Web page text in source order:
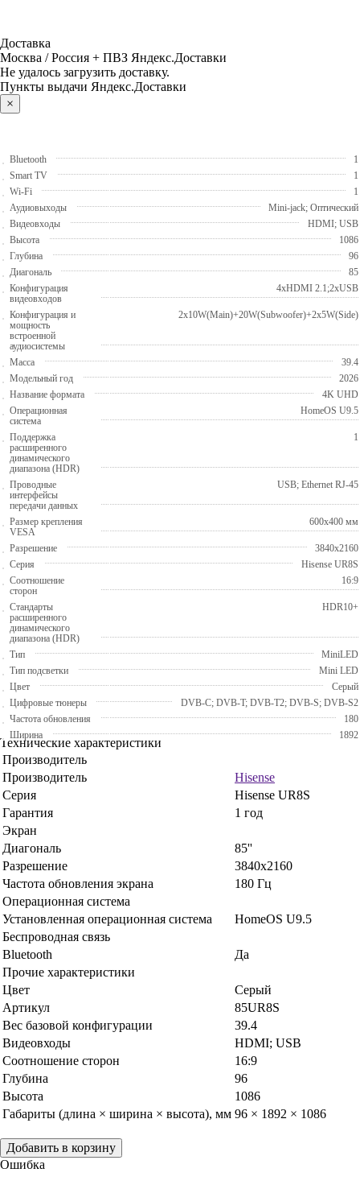
Доставка
Москва / Россия + ПВЗ Яндекс.Доставки
Не удалось загрузить доставку.
Пункты выдачи Яндекс.Доставки
×
Bluetooth
1
Smart TV
1
Wi-Fi
1
Аудиовыходы
Mini-jack; Оптический
Видеовходы
HDMI; USB
Высота
1086
Глубина
96
Диагональ
85
Конфигурация
видеовходов
4хHDMI 2.1;2хUSB
Конфигурация и
мощность
встроенной
аудиосистемы
2х10W(Main)+20W(Subwoofer)+2х5W(Side)
Масса
39.4
Модельный год
2026
Название формата
4K UHD
Операционная
система
HomeOS U9.5
Поддержка
расширенного
динамического
диапазона (HDR)
1
Проводные
интерфейсы
передачи данных
USB; Ethernet RJ-45
Размер крепления
VESA
600x400 мм
Разрешение
3840x2160
Серия
Hisense UR8S
Соотношение
сторон
16:9
Стандарты
расширенного
динамического
диапазона (HDR)
HDR10+
Тип
MiniLED
Тип подсветки
Mini LED
Цвет
Серый
Цифровые тюнеры
DVB-C; DVB-T; DVB-T2; DVB-S; DVB-S2
Частота обновления
180
Ширина
1892
Технические характеристики
Производитель
Производитель
Hisense
Серия
Hisense UR8S
Гарантия
1 год
Экран
Диагональ
85''
Разрешение
3840x2160
Частота обновления экрана
180 Гц
Операционная система
Установленная операционная система
HomeOS U9.5
Беспроводная связь
Bluetooth
Да
Прочие характеристики
Цвет
Серый
Артикул
85UR8S
Вес базовой конфигурации
39.4
Видеовходы
HDMI; USB
Соотношение сторон
16:9
Глубина
96
Высота
1086
Габариты (длина × ширина × высота), мм 96 × 1892 × 1086
Добавить в корзину
Ошибка